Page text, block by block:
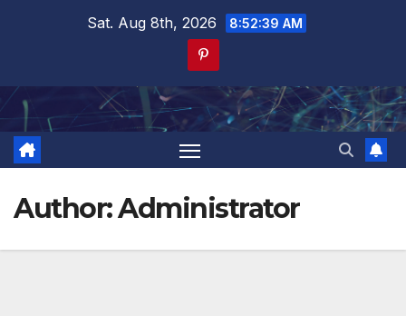
Sat. Aug 8th, 2026 8:52:39 AM
Author:Administrator